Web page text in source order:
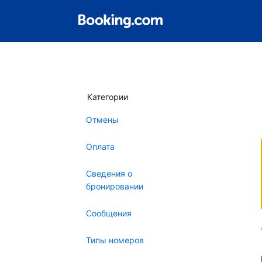
Категории
Отмены
Оплата
Сведения о
бронировании
Сообщения
Типы номеров